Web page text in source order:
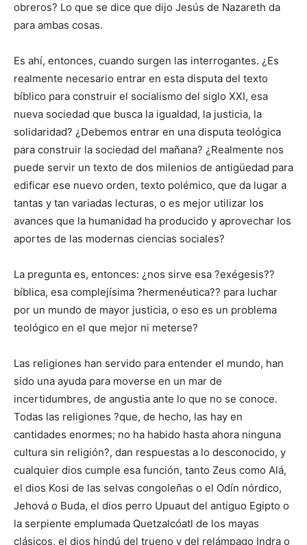
obreros? Lo que se dice que dijo Jesús de Nazareth da
para ambas cosas.
Es ahí, entonces, cuando surgen las interrogantes. ¿Es
realmente necesario entrar en esta disputa del texto
bíblico para construir el socialismo del siglo XXI, esa
nueva sociedad que busca la igualdad, la justicia, la
solidaridad? ¿Debemos entrar en una disputa teológica
para construir la sociedad del mañana? ¿Realmente nos
puede servir un texto de dos milenios de antigüedad para
edificar ese nuevo orden, texto polémico, que da lugar a
tantas y tan variadas lecturas, o es mejor utilizar los
avances que la humanidad ha producido y aprovechar los
aportes de las modernas ciencias sociales?
La pregunta es, entonces: ¿nos sirve esa ?exégesis??
bíblica, esa complejísima ?hermenéutica?? para luchar
por un mundo de mayor justicia, o eso es un problema
teológico en el que mejor ni meterse?
Las religiones han servido para entender el mundo, han
sido una ayuda para moverse en un mar de
incertidumbres, de angustia ante lo que no se conoce.
Todas las religiones ?que, de hecho, las hay en
cantidades enormes; no ha habido hasta ahora ninguna
cultura sin religión?, dan respuestas a lo desconocido, y
cualquier dios cumple esa función, tanto Zeus como Alá,
el dios Kosi de las selvas congoleñas o el Odín nórdico,
Jehová o Buda, el dios perro Upuaut del antiguo Egipto o
la serpiente emplumada Quetzalcóatl de los mayas
clásicos, el dios hindú del trueno y del relámpago Indra o